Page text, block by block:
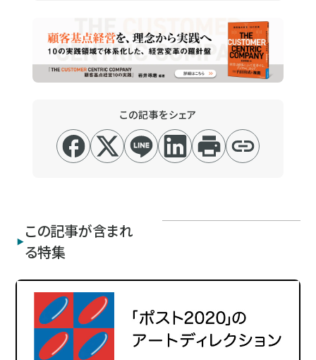
この記事をシェア
この記事が含まれ
る特集